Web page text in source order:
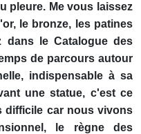
pleure. Me vous laissez
le bronze, les patines
dans le Catalogue des
de parcours autour
indispensable à sa
une statue, c'est ce
difficile car nous vivons
le règne des